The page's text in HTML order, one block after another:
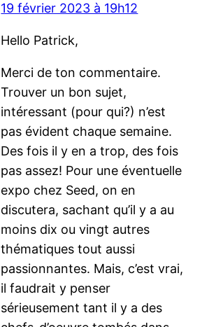
19 février 2023 à 19h12
Hello Patrick,
Merci de ton commentaire.
Trouver un bon sujet,
intéressant (pour qui?) n’est
pas évident chaque semaine.
Des fois il y en a trop, des fois
pas assez! Pour une éventuelle
expo chez Seed, on en
discutera, sachant qu’il y a au
moins dix ou vingt autres
thématiques tout aussi
passionnantes. Mais, c’est vrai,
il faudrait y penser
sérieusement tant il y a des